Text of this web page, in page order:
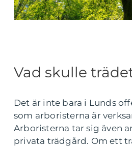
Vad skulle
Det är inte bara i Lunds
som arboristerna är
Arboristerna tar sig även
privata trädgård. Om ett